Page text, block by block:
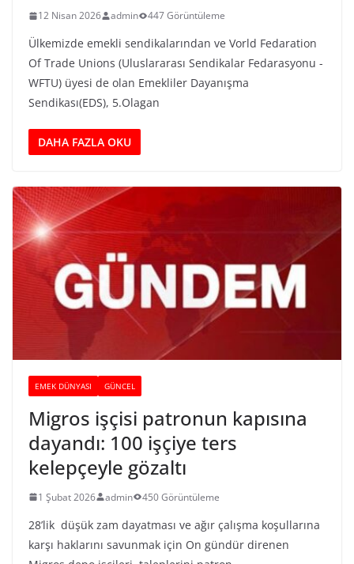
12 Nisan 2026 admin 447 Görüntüleme
Ülkemizde emekli sendikalarından ve Vorld Fedaration
Of Trade Unions (Uluslararası Sendikalar Fedarasyonu -
WFTU) üyesi de olan Emekliler Dayanışma
Sendikası(EDS), 5.Olagan
DAHA FAZLA OKU
EMEK DÜNYASI GÜNCEL
Migros işçisi patronun kapısına
dayandı: 100 işçiye ters
kelepçeyle gözaltı
1 Şubat 2026 admin 450 Görüntüleme
28’lik düşük zam dayatması ve ağır çalışma koşullarına
karşı haklarını savunmak için On gündür direnen